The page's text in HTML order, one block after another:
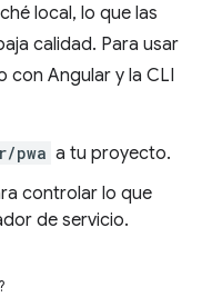
local, lo que las
calidad. Para usar
con Angular y la CLI
pwa a tu proyecto.
controlar lo que
de servicio.